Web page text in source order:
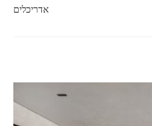
אדריכלים